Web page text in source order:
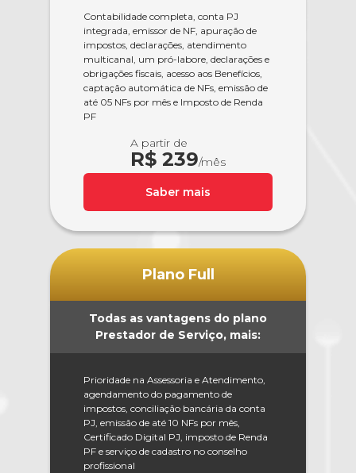
Contabilidade completa, conta PJ
integrada, emissor de NF, apuração de
impostos, declarações, atendimento
multicanal, um pró-labore, declarações e
obrigações fiscais, acesso aos Benefícios,
captação automática de NFs, emissão de
até 05 NFs por mês e Imposto de Renda
PF
A partir de
R$ 239/mês
Saber mais
Plano Full
Todas as vantagens do plano
Prestador de Serviço, mais:
Prioridade na Assessoria e Atendimento,
agendamento do pagamento de
impostos, conciliação bancária da conta
PJ, emissão de até 10 NFs por mês,
Certificado Digital PJ, imposto de Renda
PF e serviço de cadastro no conselho
profissional